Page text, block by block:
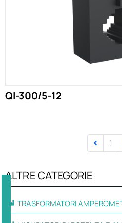
QI-300/5-12
1
ALTRE CATEGORIE
TRASFORMATORI